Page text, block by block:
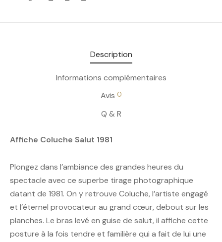
Description
Informations complémentaires
Avis 0
Q & R
Affiche Coluche Salut 1981
Plongez dans l’ambiance des grandes heures du
spectacle avec ce superbe tirage photographique
datant de 1981. On y retrouve Coluche, l’artiste engagé
et l’éternel provocateur au grand cœur, debout sur les
planches. Le bras levé en guise de salut, il affiche cette
posture à la fois tendre et familière qui a fait de lui une